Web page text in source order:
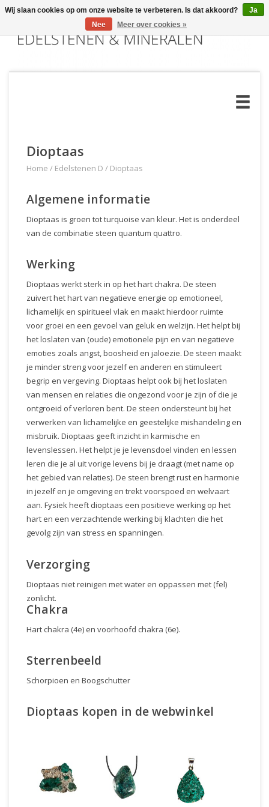
Dioptaas
Home / Edelstenen D / Dioptaas
Algemene informatie
Dioptaas is groen tot turquoise van kleur. Het is onderdeel
van de combinatie steen quantum quattro.
Werking
Dioptaas werkt sterk in op het hart chakra. De steen
zuivert het hart van negatieve energie op emotioneel,
lichamelijk en spiritueel vlak en maakt hierdoor ruimte
voor groei en een gevoel van geluk en welzijn. Het helpt bij
het loslaten van (oude) emotionele pijn en van negatieve
emoties zoals angst, boosheid en jaloezie. De steen maakt
je minder streng voor jezelf en anderen en stimuleert
begrip en vergeving. Dioptaas helpt ook bij het loslaten
van mensen en relaties die ongezond voor je zijn of die je
ontgroeid of verloren bent. De steen ondersteunt bij het
verwerken van lichamelijke en geestelijke mishandeling en
misbruik. Dioptaas geeft inzicht in karmische en
levenslessen. Het helpt je je levensdoel vinden en lessen
leren die je al uit vorige levens bij je draagt (met name op
het gebied van relaties). De steen brengt rust en harmonie
in jezelf en je omgeving en trekt voorspoed en welvaart
aan. Fysiek heeft dioptaas een positieve werking op het
hart en een verzachtende werking bij klachten die het
gevolg zijn van stress en spanningen.
Verzorging
Dioptaas niet reinigen met water en oppassen met (fel)
zonlicht.
Chakra
Hart chakra (4e) en voorhoofd chakra (6e).
Sterrenbeeld
Schorpioen en Boogschutter
Dioptaas kopen in de webwinkel
Wij slaan cookies op om onze website te verbeteren. Is dat akkoord?
Ja
Nee
Meer over cookies »